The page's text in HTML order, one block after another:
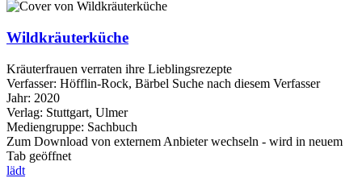
Wildkräuterküche
Kräuterfrauen verraten ihre Lieblingsrezepte
Verfasser: Höfflin-Rock, Bärbel Suche nach diesem Verfasser
Jahr: 2020
Verlag: Stuttgart, Ulmer
Mediengruppe: Sachbuch
Zum Download von externem Anbieter wechseln - wird in neuem
Tab geöffnet
lädt